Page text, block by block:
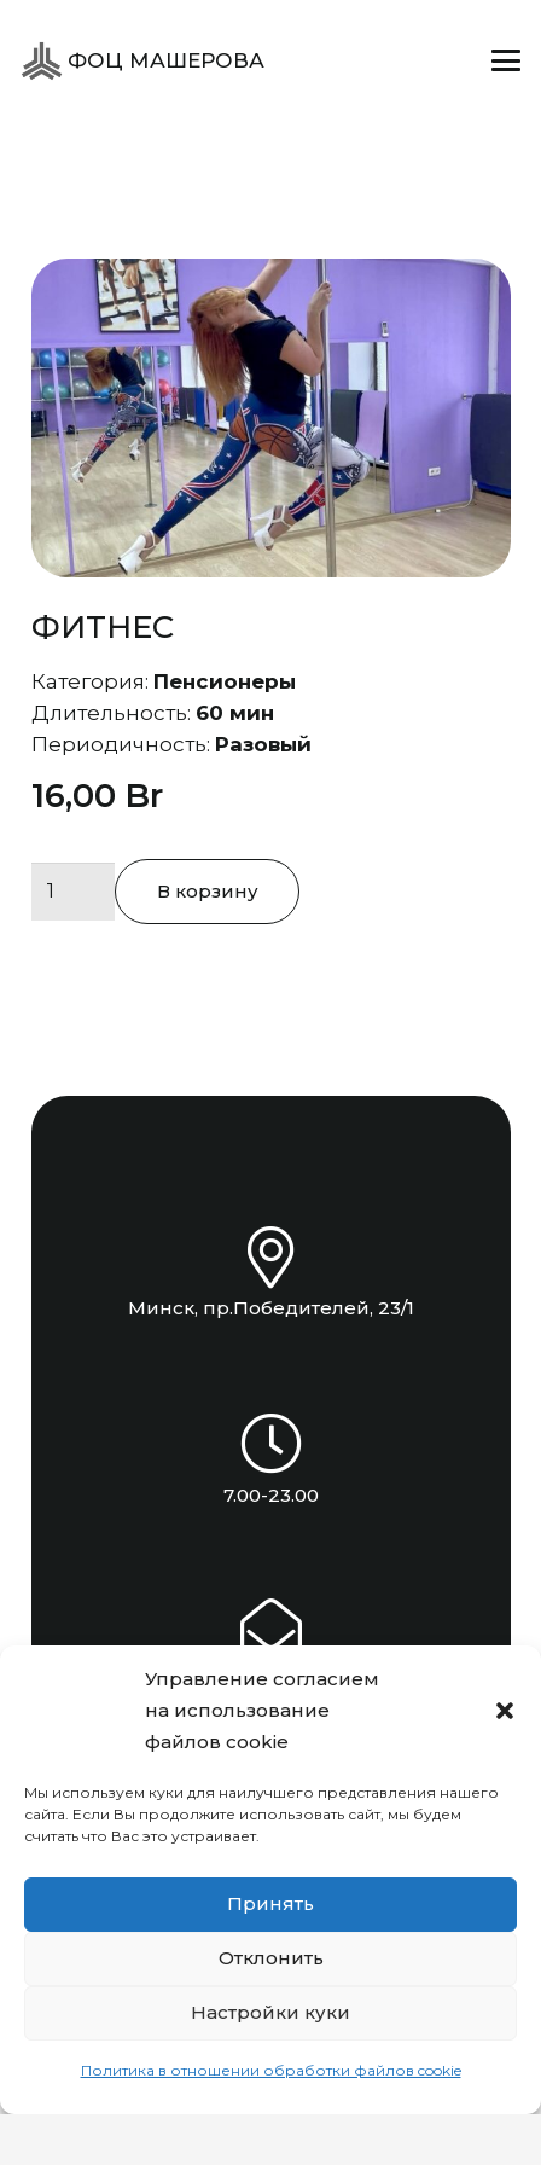
Управление согласием
на использование
файлов cookie
Мы используем куки для наилучшего представления нашего
сайта. Если Вы продолжите использовать сайт, мы будем
считать что Вас это устраивает.
Принять
Отклонить
Настройки куки
Политика в отношении обработки файлов cookie
ФОЦ МАШЕРОВА
ФИТНЕС
Категория: Пенсионеры
Длительность: 60 мин
Периодичность: Разовый
16,00 Br
Количество
В корзину
Минск, пр.Победителей, 23/1
7.00-23.00
info@focsport.by